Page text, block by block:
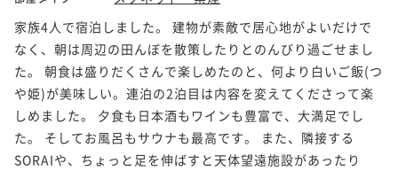
家族4人で宿泊しました。 建物が素敵で居心地がよいだけで
なく、朝は周辺の田んぼを散策したりとのんびり過ごせまし
た。 朝食は盛りだくさんで楽しめたのと、何より白いご飯(つ
や姫)が美味しい。連泊の2泊目は内容を変えてくださって楽
しめました。 夕食も日本酒もワインも豊富で、大満足でし
た。 そしてお風呂もサウナも最高です。 また、隣接する
SORAIや、ちょっと足を伸ばすと天体望遠施設があったり